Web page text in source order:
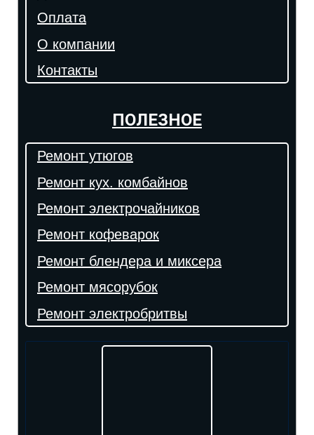
Оплата
О компании
Контакты
ПОЛЕЗНОЕ
Ремонт утюгов
Ремонт кух. комбайнов
Ремонт электрочайников
Ремонт кофеварок
Ремонт блендера и миксера
Ремонт мясорубок
Ремонт электробритвы